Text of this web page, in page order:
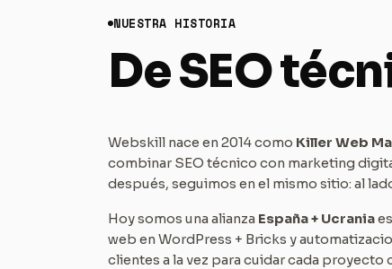
NUESTRA HISTORIA
De SEO
Webskill nace en 2014 como Killer Web
combinar SEO técnico con marketing
después, seguimos en el mismo sitio: al
Hoy somos una alianza España + Ucrania
web en WordPress + Bricks y
clientes a la vez para cuidar cada proyecto